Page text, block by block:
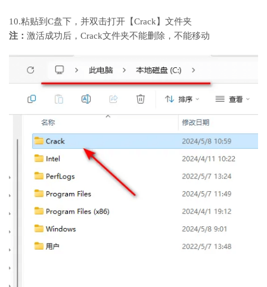
10.粘贴到C盘下，并双击打开【Crack】文件夹
注： 激活成功后，Crack文件夹不能删除，不能移动